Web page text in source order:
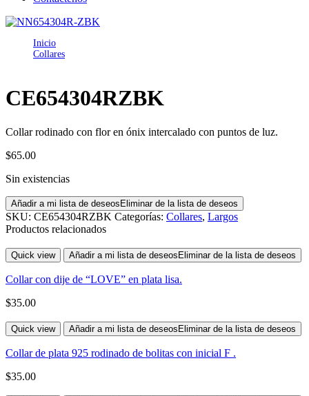
Inicio
Collares
CE654304RZBK
Collar rodinado con flor en ónix intercalado con puntos de luz.
$65.00
Sin existencias
Añadir a mi lista de deseos Eliminar de la lista de deseos
SKU: CE654304RZBK Categorías: Collares, Largos
Productos relacionados
Quick view Añadir a mi lista de deseos Eliminar de la lista de deseos
Collar con dije de “LOVE” en plata lisa.
$35.00
Quick view Añadir a mi lista de deseos Eliminar de la lista de deseos
Collar de plata 925 rodinado de bolitas con inicial F .
$35.00